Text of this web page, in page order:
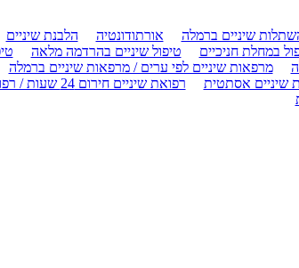
שיניים ברמלה
אורתודונטיה הלבנת שיניים
במחלת חניכיים טיפול שיניים בהרדמה מלאה
מרפאות שיניים לפי ערים / מרפאות שיניים ברמלה
שיניים אסתטית
רפואת שיניים חירום 24 שעות / רפואת שיניים חירום ברמלה